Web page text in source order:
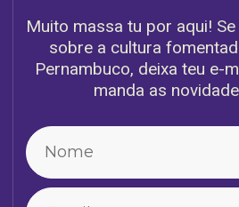
Muito massa tu por aqui!
sobre a cultura
Pernambuco, deixa teu e-
manda as